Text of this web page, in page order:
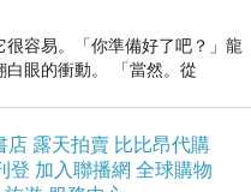
外緣；凡夫見山
夫是貪心不足
而起貪執。所以
就在於此，也就
容易。「你準備好了吧？」龍
眼的衝動。 「當然。從
店 露天拍賣 比比昂代購
登 加入聯播網 全球購物